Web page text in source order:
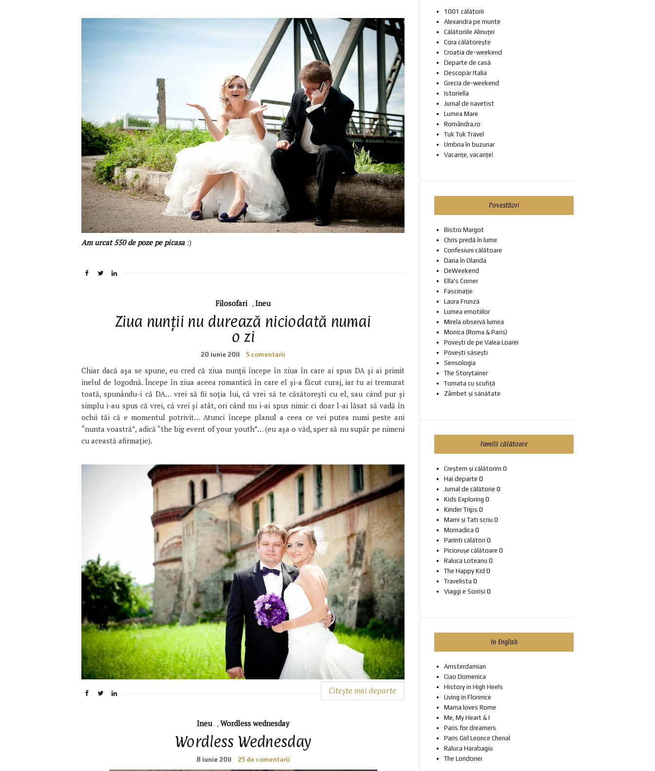
Am urcat 550 de poze pe picasa:)
Filosofari ,Ineu
Ziua nunții nu durează niciodată numai
o zi
20 iunie 2011 5 comentarii
Chiar dacă așa se spune, eu cred că ziua nunții începe în ziua în care ai spus DA și ai primit
inelul de logodnă. Începe în ziua aceea romantică în care el și-a făcut curaj, iar tu ai tremurat
toată, spunându-i că DA… vrei să fii soția lui, că vrei să te căsătorești cu el, sau când pur și
simplu i-au spus că vrei, că vrei și atât, ori când nu i-ai spus nimic ci doar l-ai lăsat să vadă în
ochii tăi că e momentul potrivit… Atunci începe planul a ceea ce vei putea numi peste ani
“nunta voastră”, adică “the big event of your youth”… (eu așa o văd, sper să nu supăr pe nimeni
cu această afirmație).
Citește mai departe
Ineu , Wordless wednesday
Wordless Wednesday
8 iunie 2011 25 de comentarii
1001 călătorii
Alexandra pe munte
Călătoriile Alinuței
Cora călătorește
Croatia de-weekend
Departe de casă
Descopăr Italia
Grecia de-weekend
Istoriella
Jurnal de navetist
Lumea Mare
Romândra.ro
Tuk Tuk Travel
Umbria în buzunar
Vacanțe, vacanțe!
Povestitori
Bistro Margot
Chris predă în lume
Confesiuni călătoare
Dana în Olanda
DeWeekend
Ella's Corner
Fascinație
Laura Frunză
Lumea emotiilor
Mirela observă lumea
Monica (Roma & Paris)
Povești de pe Valea Loarei
Povești săsești
Sensologia
The Storytainer
Tomata cu scufiță
Zâmbet și sănătate
Familii călătoare
Creștem și călătorim 0
Hai departe 0
Jurnal de călătorie 0
Kids Exploring 0
Kinder Trips 0
Mami și Tati scriu 0
Momadica 0
Parinti călători 0
Piciorușe călătoare 0
Raluca Loteanu 0
The Happy Kid 0
Travelista 0
Viaggi e Sorrisi 0
In English
Amsterdamian
Ciao Domenica
History in High Heels
Living in Florence
Mama loves Rome
Me, My Heart & I
Paris for dreamers
Paris Girl Leonce Chenal
Raluca Harabagiu
The Londoner